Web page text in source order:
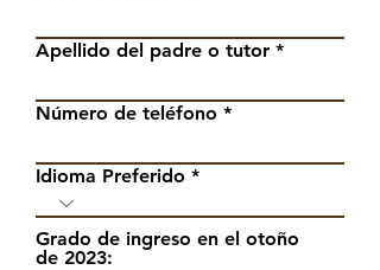
Apellido del padre o tutor
Número de teléfono
Idioma Preferido
Grado de ingreso en el otoño
de 2023: